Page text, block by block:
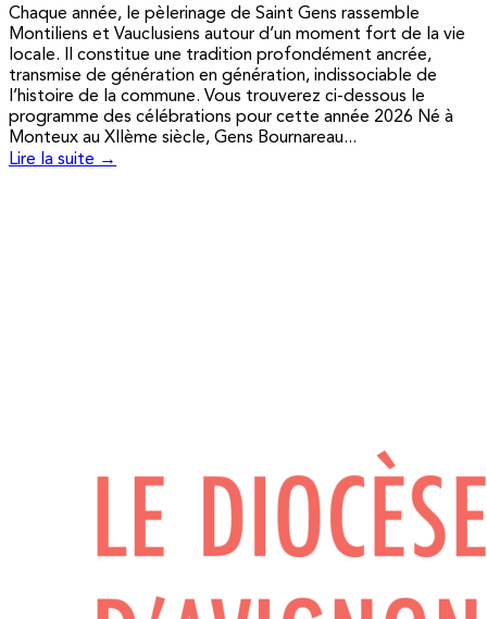
Chaque année, le pèlerinage de Saint Gens rassemble
Montiliens et Vauclusiens autour d’un moment fort de la vie
locale. Il constitue une tradition profondément ancrée,
transmise de génération en génération, indissociable de
l’histoire de la commune. Vous trouverez ci-dessous le
programme des célébrations pour cette année 2026 Né à
Monteux au XIIème siècle, Gens Bournareau...
Lire la suite →